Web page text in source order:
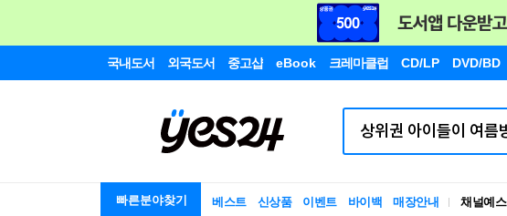
국내도서 외국도서 중고샵 eBook 크레마클럽 CD/LP DVD/BD
빠른분야찾기 베스트 신상품 이벤트 바이백 매장안내 채널예스